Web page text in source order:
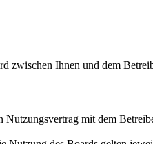
Ihnen und dem
mit dem